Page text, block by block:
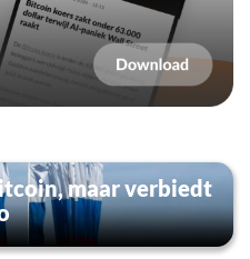
maar verbiedt